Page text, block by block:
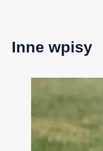
Inne wpisy